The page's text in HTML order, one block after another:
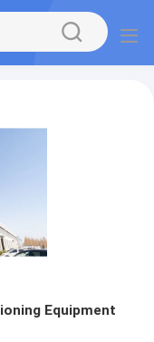
Equipment